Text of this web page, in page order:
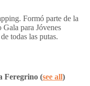
Formó parte de la
para Jóvenes
todas las putas.
Feregrino (see all)